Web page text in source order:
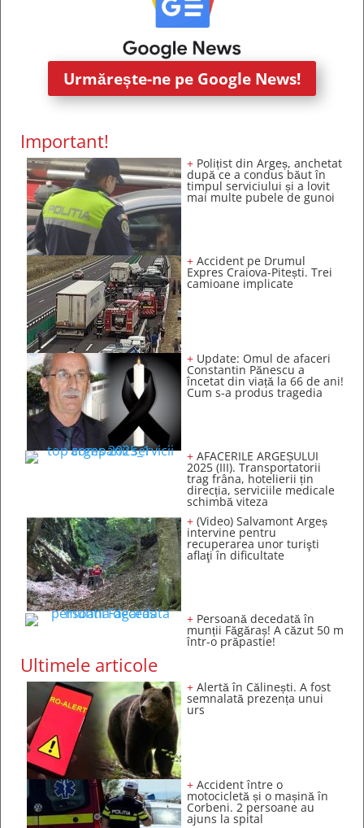
Urmărește-ne pe Google News!
Important!
+ Polițist din Argeș, anchetat
după ce a condus băut în
timpul serviciului și a lovit
mai multe pubele de gunoi
+ Accident pe Drumul
Expres Craiova-Pitești. Trei
camioane implicate
+ Update: Omul de afaceri
Constantin Pănescu a
încetat din viață la 66 de ani!
Cum s-a produs tragedia
+ AFACERILE ARGEȘULUI
2025 (III). Transportatorii
trag frâna, hotelierii țin
direcția, serviciile medicale
schimbă viteza
+ (Video) Salvamont Argeș
intervine pentru
recuperarea unor turişti
aflaţi în dificultate
+ Persoană decedată în
munții Făgăraș! A căzut 50 m
într-o prăpastie!
Ultimele articole
+ Alertă în Călinești. A fost
semnalată prezența unui
urs
+ Accident între o
motocicletă și o mașină în
Corbeni. 2 persoane au
ajuns la spital